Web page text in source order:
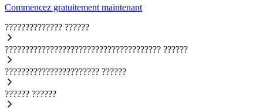
Commencez gratuitement maintenant
?????????????? ??????
?????????????????????????????????????? ??????
??????????????????????? ??????
?????? ??????